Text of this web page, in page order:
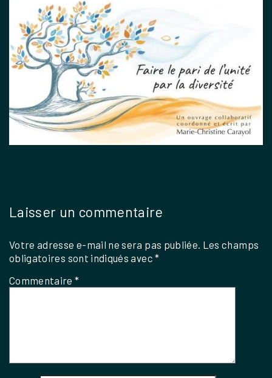
Laisser un commentaire
Votre adresse e-mail ne sera pas publiée. Les champs
obligatoires sont indiqués avec*
Commentaire*